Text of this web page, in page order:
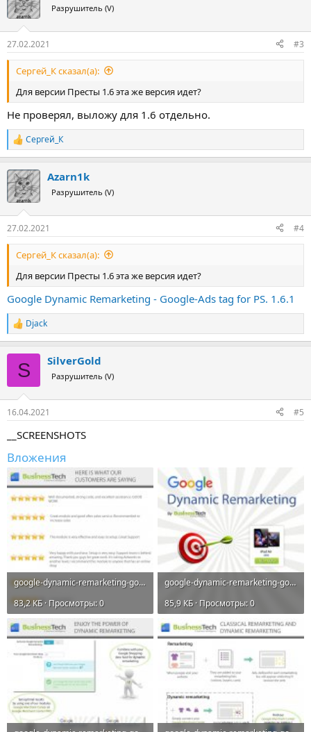
Разрушитель (V)
27.02.2021 #3
Сергей_К сказал(а):
Для версии Престы 1.6 эта же версия идет?
Не проверял, выложу для 1.6 отдельно.
Р
е
к
ц
и
Сергей_К
Azarn1k
Разрушитель (V)
27.02.2021 #4
Сергей_К сказал(а):
Для версии Престы 1.6 эта же версия идет?
Google Dynamic Remarketing - Google-Ads tag for PS. 1.6.1
Р
е
Djack
S SilverGold
Разрушитель (V)
16.04.2021 #5
__SCREENSHOTS
Вложения
google-dynamic-remarketing-google-ads-tag.jpg
83,2 КБ · Просмотры: 0
google-dynamic-remarketing-google-ads-tag_001.jpg
85,9 КБ · Просмотры: 0